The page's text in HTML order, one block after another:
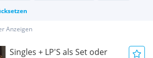
Anzeigen
Singles + LP'S als Set oder